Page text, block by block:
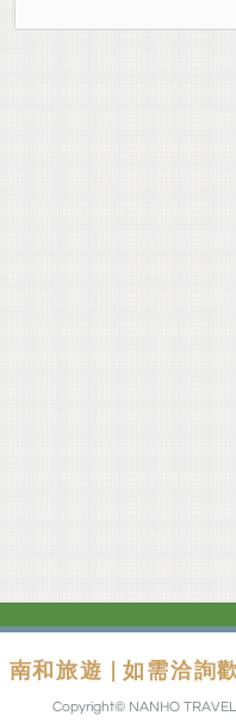
南和旅遊 | 如需洽詢
Copyright© NANHO TRAVEL